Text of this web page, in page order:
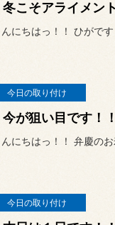
冬こそアライメン
んにちはっ！！ ひがです
今日の取り付け
今が狙い目です！！
んにちはっ！！ 弁慶の
今日の取り付け